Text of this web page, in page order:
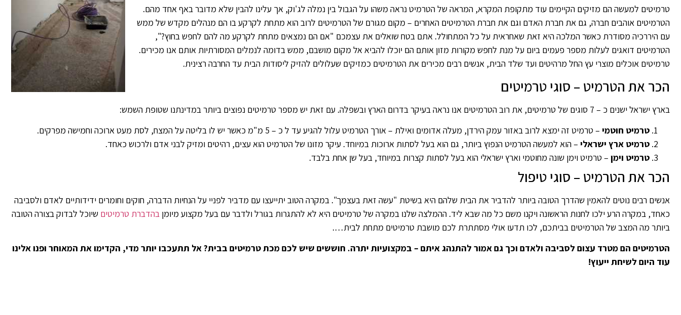
טרמיטים למעשה הם מזיקים הקיימים עוד מתקופת המקרא, המראה של הטרמיט נראה משהו על הגבול בין נמלה לג'וק, אך עלינו להבין שלא מדובר באף אחד מהם.
הטרמיטים אוהבים חברה, גם את חברת האדם וגם את חברת הטרמיטים האחרים – מקום מגורם של הטרמיטים לרוב הוא מתחת לקרקע בו הם מנהלים מקדש של ממש
עם היררכיה מסודרת כאשר המלכה היא זאת שאחראית על כל המתחולל. אתם בטח שואלים את עצמכם "אם הם נמצאים מתחת לקרקע מה להם לחפש בחוץ?",
הטרמיטים דואגים לעלות מספר פעמים ביום על מנת לחפש מקורות מזון אותם הם יוכלו להביא אל מקום מושבם, ממש בדומה לנמלים המסורתיות אותם אנו מכירים.
טרמיטים אוכלים מוצרי עץ החל מרהיטים ועד שלד הבית, אנשים רבים מכירים את הטרמיטים כמזיקים שעלולים להזיק ליסודות הבית עד החרבה רצינית.
הכר את הטרמיט – סוגי טרמיטים
בארץ ישראל ישנים כ – 7 סוגים של טרמיטים, את רוב הטרמיטים אנו נראה בעיקר בדרום הארץ ובשפלה. עם זאת יש מספר טרמיטים נפוצים ביותר במדינתנו שטופת השמש:
טרמיט חוטמי – טרמיט זה ימצא לרוב באזור עמק הירדן, מעלה אדומים ואילת – אורך הטרמיט עלול להגיע עד ל כ – 5 מ"מ כאשר יש לו בליטה על המצח, לסת מעט ארוכה וחמישה מפרקים.
טרמיט ארץ ישראלי – הוא למעשה הטרמיט הנפוץ ביותר, גם הוא בעל לסתות ארוכות במיוחד. עיקר מזונו של הטרמיט הוא עצים, רהיטים ומזיק לבני אדם ולרכוש כאחד.
טרמיט וימן – טרמיט וימן שונה מחוטמי וארץ ישראלי הוא בעל לסתות קצרות במיוחד, בעל שן אחת בלבד.
הכר את הטרמיט – סוגי טיפול
אנשים רבים נוטים להאמין שהדרך הטובה ביותר להדביר את הבית שלהם היא בשיטת "עשה זאת בעצמך". במקרה הטוב יתייעצו עם מדביר לפניי על הנחיות הדברה, חוקים וחומרים ידידותיים לאדם ולסביבה
כאחד, במקרה הרע ילכו לחנות הראשונה ויקנו משם כל מה שבא ליד. ההמלצה שלנו במקרה של טרמיטים היא לא להתגרות בגורל ולדבר עם בעל מקצוע מיומן בהדברת טרמיטים שיוכל לבדוק בצורה הטובה
ביותר מה המצב של הטרמיטים בביתכם, לכו תדעו אולי מסתתרת לכם מושבת טרמיטים מתחת לבית….
הטרמיטים הם מטרד עצום לסביבה ולאדם וכך גם אמור להתנהג איתם – במקצועיות יתרה. חוששים שיש לכם מכת טרמיטים בבית? אל תתעכבו יותר מדי, הקדימו את המאוחר ופנו אלינו
עוד היום לשיחת ייעוץ!